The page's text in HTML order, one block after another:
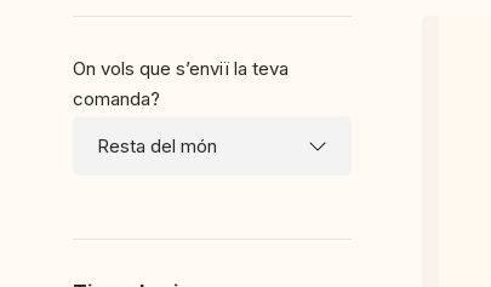
On vols que s’enviï la teva
comanda?